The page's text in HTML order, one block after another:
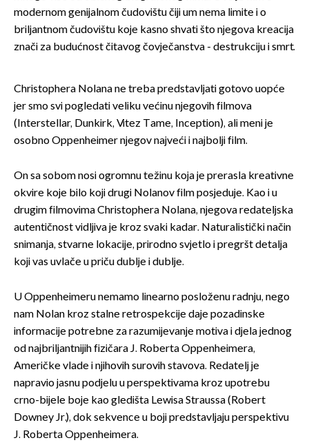
modernom genijalnom čudovištu čiji um nema limite i o
briljantnom čudovištu koje kasno shvati što njegova kreacija
znači za budućnost čitavog čovječanstva - destrukciju i smrt.
Christophera Nolana ne treba predstavljati gotovo uopće
jer smo svi pogledati veliku većinu njegovih filmova
(Interstellar, Dunkirk, Vitez Tame, Inception), ali meni je
osobno Oppenheimer njegov najveći i najbolji film.
On sa sobom nosi ogromnu težinu koja je prerasla kreativne
okvire koje bilo koji drugi Nolanov film posjeduje. Kao i u
drugim filmovima Christophera Nolana, njegova redateljska
autentičnost vidljiva je kroz svaki kadar. Naturalistički način
snimanja, stvarne lokacije, prirodno svjetlo i pregršt detalja
koji vas uvlače u priču dublje i dublje.
U Oppenheimeru nemamo linearno posloženu radnju, nego
nam Nolan kroz stalne retrospekcije daje pozadinske
informacije potrebne za razumijevanje motiva i djela jednog
od najbriljantnijih fizičara J. Roberta Oppenheimera,
Američke vlade i njihovih surovih stavova. Redatelj je
napravio jasnu podjelu u perspektivama kroz upotrebu
crno-bijele boje kao gledišta Lewisa Straussa (Robert
Downey Jr.), dok sekvence u boji predstavljaju perspektivu
J. Roberta Oppenheimera.